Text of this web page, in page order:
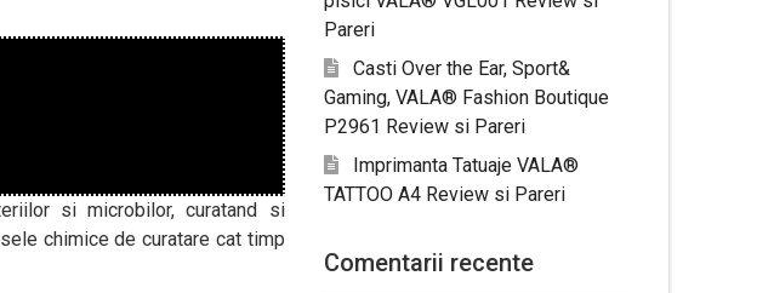
si microbilor, curatand si
chimice de curatare cat timp
Pareri
Casti Over the Ear, Sport&
Gaming, VALA® Fashion Boutique
P2961 Review si Pareri
Imprimanta Tatuaje VALA®
TATTOO A4 Review si Pareri
Comentarii recente